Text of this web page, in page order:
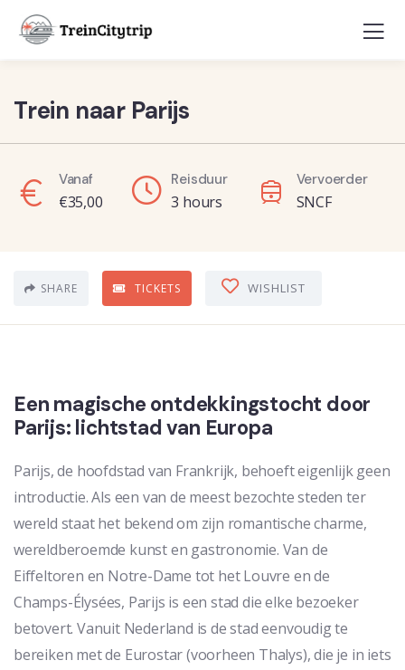
Trein naar Parijs
Vanaf
€35,00
Reisduur
3 hours
Vervoerder
SNCF
SHARE TICKETS WISHLIST
Een magische ontdekkingstocht door
Parijs: lichtstad van Europa
Parijs, de hoofdstad van Frankrijk, behoeft eigenlijk geen
introductie. Als een van de meest bezochte steden ter
wereld staat het bekend om zijn romantische charme,
wereldberoemde kunst en gastronomie. Van de
Eiffeltoren en Notre-Dame tot het Louvre en de
Champs-Élysées, Parijs is een stad die elke bezoeker
betovert. Vanuit Nederland is de stad eenvoudig te
bereiken met de Eurostar (voorheen Thalys), die je in iets